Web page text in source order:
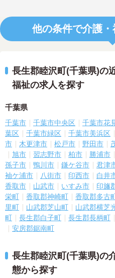
他の条件で介護
長生郡睦沢町(千葉県)の
福祉の求人を探す
千葉県
千葉市 千葉市中央区 千葉市花
葉区
千葉市緑区 千葉市美浜区
市
木更津市 松戸市 野田市
旭市
習志野市 柏市 勝浦市
孫子市
鴨川市 鎌ケ谷市 君津
袖ケ浦市
八街市 印西市 白井
香取市
山武市 いすみ市 印旛
栄町
香取郡神崎町 香取郡多古
里町
山武郡芝山町 山武郡横芝
町
長生郡白子町 長生郡長柄町
安房郡鋸南町
長生郡睦沢町(千葉県)の
態から探す